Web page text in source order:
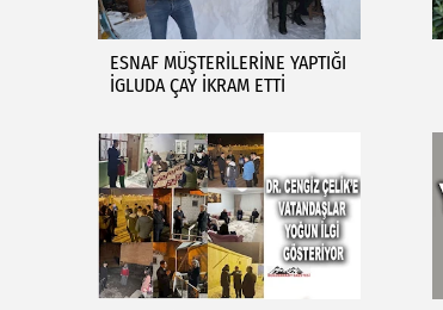
ESNAF MÜŞTERİLERİNE YAPTIĞI
İGLUDA ÇAY İKRAM ETTİ